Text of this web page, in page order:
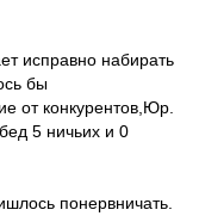
исправно набирать
бы
от конкурентов,Юр.
5 ничьих и 0
понервничать.